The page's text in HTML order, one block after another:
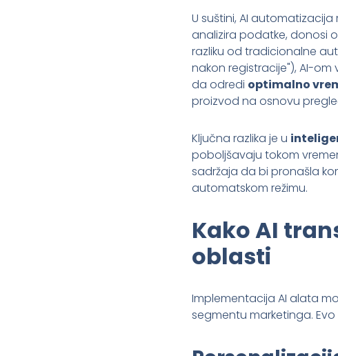
U suštini, AI
analizira podatke, donosi
razliku od tradicionalne
nakon registracije"), AI-
da odredi optimalno
proizvod na osnovu
Ključna razlika je u
poboljšavaju tokom
sadržaja da bi pronašla
automatskom režimu.
Kako AI
oblasti
Implementacija AI alata
segmentu marketinga.